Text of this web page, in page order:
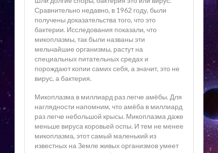
Сравнительно недавно, в 1962 году, были
получены доказательства того, что это
бактерии. Исследования показали, что
микоплазмы, так были названы эти
мельчайшие организмы, растут на
специальных питательных средах и
порождают копии самих себя, а значит, это не
вирус, а бактерия.
Микоплазма в миллиард раз легче амёбы. Для
наглядности напомним, что амёба в миллиард
раз легче небольшой крысы. Микоплазма даже
меньше вируса коровьей оспы. И тем не менее
микоплазма, этот самый маленький из
известных на Земле живых организмов умеет